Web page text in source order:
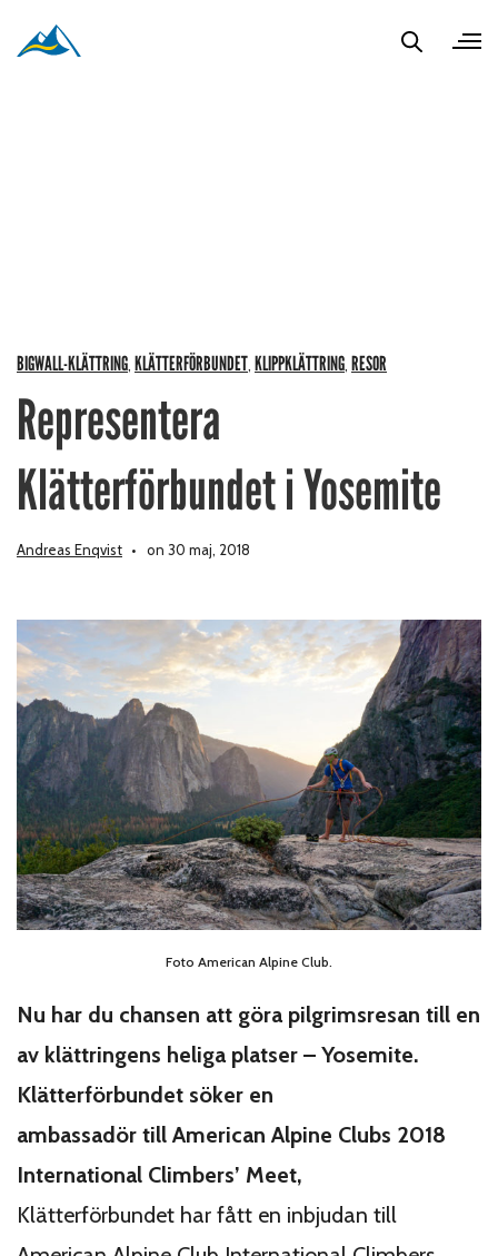
BIGWALL-KLÄTTRING KLÄTTERFÖRBUNDET KLIPPKLÄTTRING RESOR
Representera
Klätterförbundet i Yosemite
Andreas Enqvist on 30 maj, 2018
Foto American Alpine Club.
Nu har du chansen att göra pilgrimsresan till en
av klättringens heliga platser – Yosemite.
Klätterförbundet söker en
ambassadör till American Alpine Clubs 2018
International Climbers’ Meet,
Klätterförbundet har fått en inbjudan till